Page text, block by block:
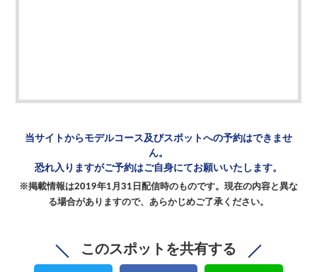
当サイトからモデルコース及びスポットへの予約はできませ
ん。
恐れ入りますがご予約はご自身にてお願いいたします。
※掲載情報は2019年1月31日配信時のものです。 現在の内容と異な
る場合がありますので、 あらかじめご了承ください。
このスポットを共有する